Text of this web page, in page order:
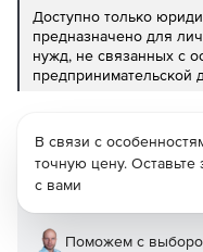
Доступно только
предназначено для
нужд, не связанных с
предпринимательской
В связи с
точную цену.
с вами
Поможем с